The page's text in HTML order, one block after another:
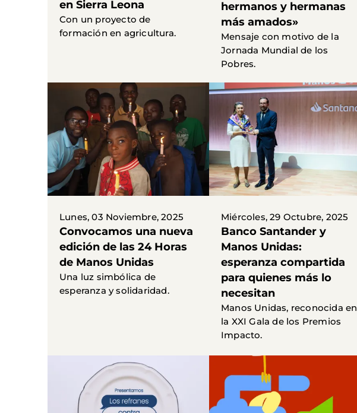
en Sierra Leona
Con un proyecto de
formación en agricultura.
hermanos y hermanas
más amados»
Mensaje con motivo de la
Jornada Mundial de los
Pobres.
Lunes, 03 Noviembre, 2025
Convocamos una nueva
edición de las 24 Horas
de Manos Unidas
Una luz simbólica de
esperanza y solidaridad.
Miércoles, 29 Octubre, 2025
Banco Santander y
Manos Unidas:
esperanza compartida
para quienes más lo
necesitan
Manos Unidas, reconocida en
la XXI Gala de los Premios
Impacto.